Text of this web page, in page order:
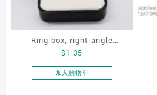
Ring box, right-angle
corduroy ring box, single
proposal ring box
$ 1.35
加入购物车